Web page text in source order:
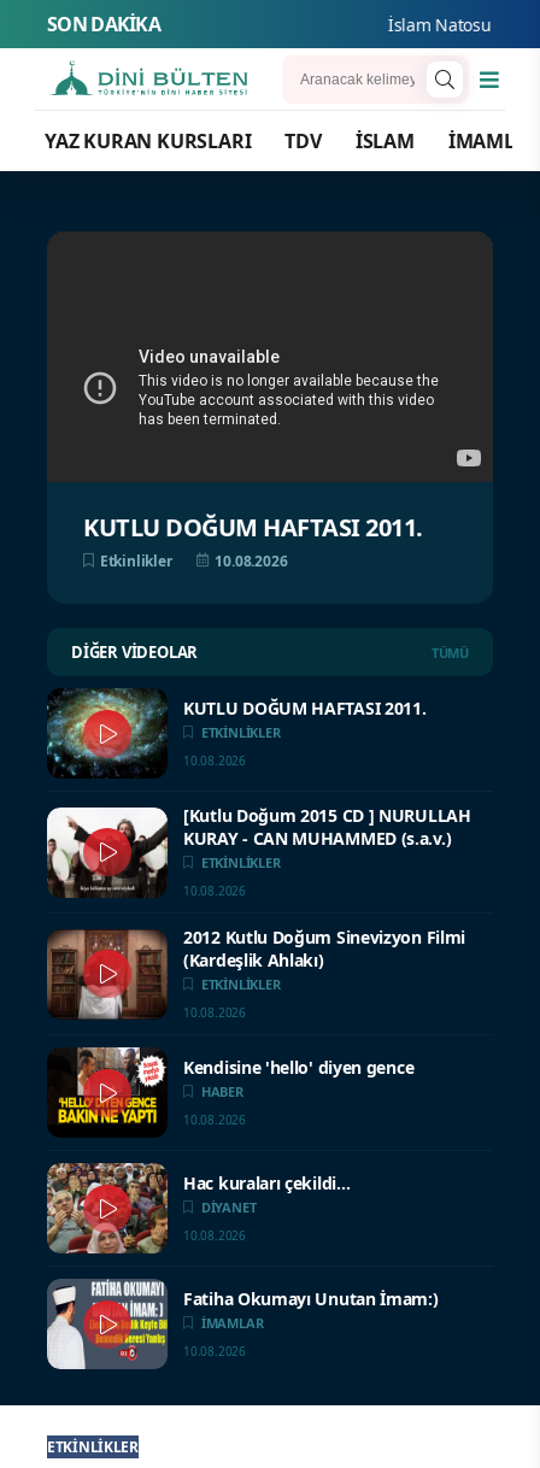
SON DAKİKA İslam Natosu dosta
YAZ KURAN KURSLARI TDV İSLAM İMAMLAR
KUTLU DOĞUM HAFTASI 2011.
Etkinlikler 10.08.2026
DIĞER VIDEOLAR TÜMÜ
KUTLU DOĞUM HAFTASI 2011.
ETKINLIKLER
10.08.2026
[Kutlu Doğum 2015 CD ] NURULLAH
KURAY - CAN MUHAMMED (s.a.v.)
ETKINLIKLER
10.08.2026
2012 Kutlu Doğum Sinevizyon Filmi
(Kardeşlik Ahlakı)
ETKINLIKLER
10.08.2026
Kendisine 'hello' diyen gence
HABER
10.08.2026
Hac kuraları çekildi…
DİYANET
10.08.2026
Fatiha Okumayı Unutan İmam:)
İMAMLAR
10.08.2026
ETKINLIKLER